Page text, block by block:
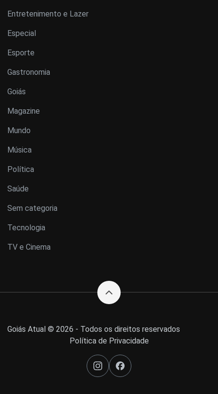
Entretenimento e Lazer
Especial
Esporte
Gastronomia
Goiás
Magazine
Mundo
Música
Política
Saúde
Sem categoria
Tecnologia
TV e Cinema
Goiás Atual © 2026 - Todos os direitos reservados
Política de Privacidade